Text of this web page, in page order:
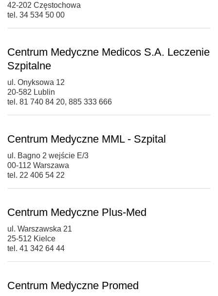
42-202 Częstochowa
tel. 34 534 50 00
Centrum Medyczne Medicos S.A. Leczenie
Szpitalne
ul. Onyksowa 12
20-582 Lublin
tel. 81 740 84 20, 885 333 666
Centrum Medyczne MML - Szpital
ul. Bagno 2 wejście E/3
00-112 Warszawa
tel. 22 406 54 22
Centrum Medyczne Plus-Med
ul. Warszawska 21
25-512 Kielce
tel. 41 342 64 44
Centrum Medyczne Promed